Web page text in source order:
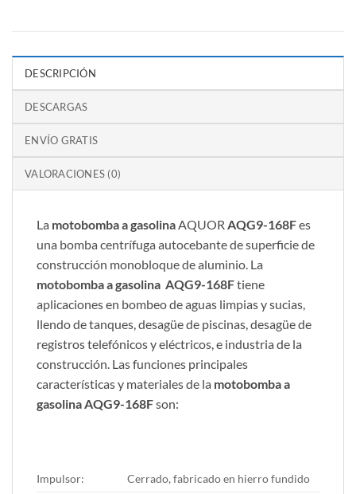
DESCRIPCIÓN
DESCARGAS
ENVÍO GRATIS
VALORACIONES (0)
La motobomba a gasolina AQUOR AQG9-168Fes
una bomba centrífuga autocebante de superficie de
construcción monobloque de aluminio. La
motobomba a gasolina AQG9-168Ftiene
aplicaciones en bombeo de aguas limpias y sucias,
llendo de tanques, desagüe de piscinas, desagüe de
registros telefónicos y eléctricos, e industria de la
construcción. Las funciones principales
características y materiales de la motobomba a
gasolina AQG9-168Fson:
Impulsor:
Cerrado, fabricado en hierro fundido